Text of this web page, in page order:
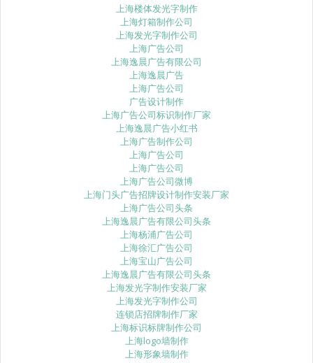
上海楼体发光字制作
上海灯箱制作公司
上海发光字制作公司
上海广告公司
上海逸晨广告有限公司
上海逸晨广告
上海广告公司
广告设计制作
上海广告公司标识制作厂家
上海逸晨广告小红书
上海广告制作公司
上海广告公司
上海广告公司
上海广告公司微博
上海门头广告招牌设计制作安装厂家
上海广告公司头条
上海逸晨广告有限公司头条
上海杨浦广告公司
上海徐汇广告公司
上海宝山广告公司
上海逸晨广告有限公司头条
上海发光字制作安装厂家
上海发光字制作公司
连锁店招牌制作厂家
上海标识标牌制作公司
上海logo墙制作
上海形象墙制作